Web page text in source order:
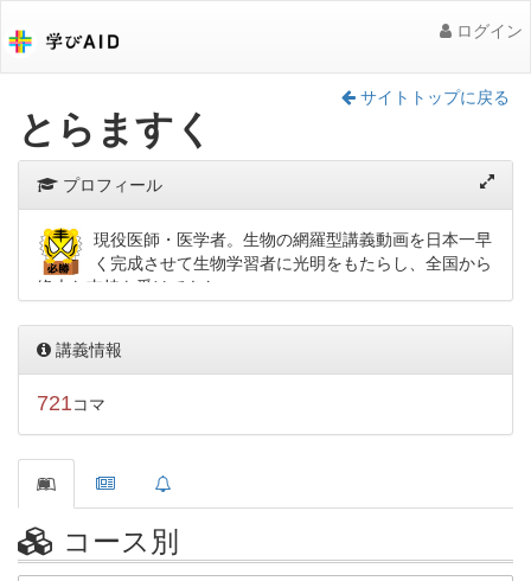
ログイン
サイトトップに戻る
とらますく
プロフィール
現役医師・医学者。生物の網羅型講義動画を日本一早
く完成させて生物学習者に光明をもたらし、全国から
絶大な支持を受けてきた。
う。
自身のHPやYoutubeチャンネルで、勉強法や英語学習動画の
さない丁寧な解説、そしてハイレベルな実力を養成する濃密
講義情報
721コマ
コース別